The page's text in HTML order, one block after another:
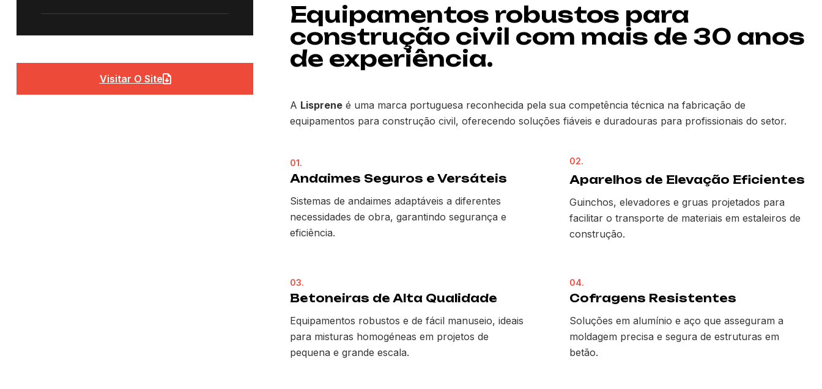
Visitar O Site
Equipamentos robustos para
construção civil com mais de 30 anos
de experiência.
A Lisprene é uma marca portuguesa reconhecida pela sua competência técnica na fabricação de
equipamentos para construção civil, oferecendo soluções fiáveis e duradouras para profissionais do setor.
01.
Andaimes Seguros e Versáteis
Sistemas de andaimes adaptáveis a diferentes
necessidades de obra, garantindo segurança e
eficiência.
02.
Aparelhos de Elevação Eficientes
Guinchos, elevadores e gruas projetados para
facilitar o transporte de materiais em estaleiros de
construção.
03.
Betoneiras de Alta Qualidade
Equipamentos robustos e de fácil manuseio, ideais
para misturas homogéneas em projetos de
pequena e grande escala.
04.
Cofragens Resistentes
Soluções em alumínio e aço que asseguram a
moldagem precisa e segura de estruturas em
betão.